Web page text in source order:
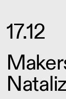
17.12